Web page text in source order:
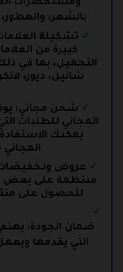
ومستحضرات
بالشعر،
تشكيلة
كبيرة من
التجميل، بما في
شانيل، ديور،
شحن مجاني:
المجاني للطلبات
يمكنك
عروض
منتظمة على بعض
للحصول على
ضمان الجودة:
التي يقدمها